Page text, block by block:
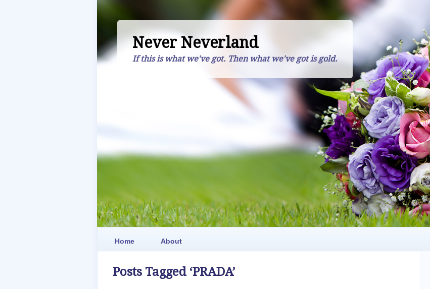
Never Neverland
If this is what we've got. Then what we've got is gold.
Home About
Posts Tagged ‘PRADA’